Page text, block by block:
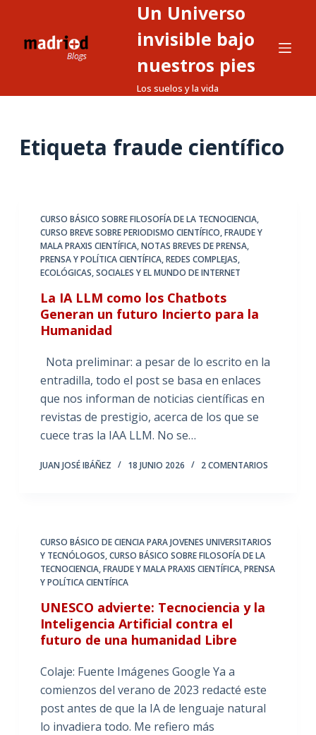
Un Universo
invisible bajo
nuestros pies
Los suelos y la vida
Etiqueta fraude científico
CURSO BÁSICO SOBRE FILOSOFÍA DE LA TECNOCIENCIA,
CURSO BREVE SOBRE PERIODISMO CIENTÍFICO,FRAUDE Y
MALA PRAXIS CIENTÍFICA,NOTAS BREVES DE PRENSA,
PRENSA Y POLÍTICA CIENTÍFICA,REDES COMPLEJAS,
ECOLÓGICAS, SOCIALES Y EL MUNDO DE INTERNET
La IA LLM como los Chatbots
Generan un futuro Incierto para la
Humanidad
Nota preliminar: a pesar de lo escrito en la
entradilla, todo el post se basa en enlaces
que nos informan de noticias científicas en
revistas de prestigio, acerca de los que se
cuece tras la IAA LLM. No se…
JUAN JOSÉ IBÁÑEZ 18 JUNIO 2026 2 COMENTARIOS
CURSO BÁSICO DE CIENCIA PARA JOVENES UNIVERSITARIOS
Y TECNÓLOGOS,CURSO BÁSICO SOBRE FILOSOFÍA DE LA
TECNOCIENCIA,FRAUDE Y MALA PRAXIS CIENTÍFICA,PRENSA
Y POLÍTICA CIENTÍFICA
UNESCO advierte: Tecnociencia y la
Inteligencia Artificial contra el
futuro de una humanidad Libre
Colaje: Fuente Imágenes Google Ya a
comienzos del verano de 2023 redacté este
post antes de que la IA de lenguaje natural
lo invadiera todo. Me refiero más